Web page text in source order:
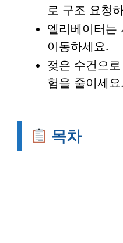
로 구조 요청
엘리베이터는
이동하세요.
젖은 수건으
험을 줄이세요.
목차